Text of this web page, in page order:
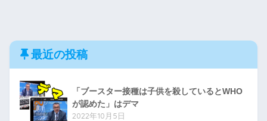
最近の投稿
「ブースター接種は子供を殺しているとWHO
が認めた」はデマ
2022年10月5日